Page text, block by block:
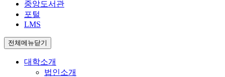
중앙도서관
포털
LMS
전체메뉴닫기
대학소개
법인소개